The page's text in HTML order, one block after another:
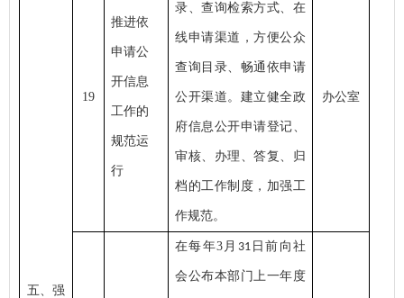
五、强
19
推进依
申请公
开信息
工作的
规范运
行
录、查询检索方式、在
线申请渠道，方便公众
查询目录、畅通依申请
公开渠道。建立健全政
府信息公开申请登记、
审核、办理、答复、归
档的工作制度，加强工
作规范。
办公室
在每年3月 31日前向社
会公布本部门上一年度